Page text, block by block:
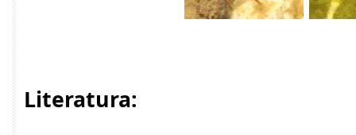
Literatura: